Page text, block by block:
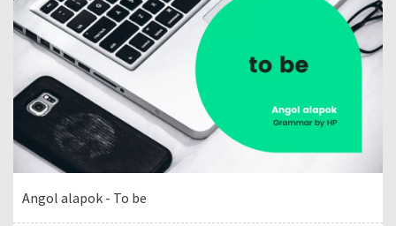
Angol alapok - To be